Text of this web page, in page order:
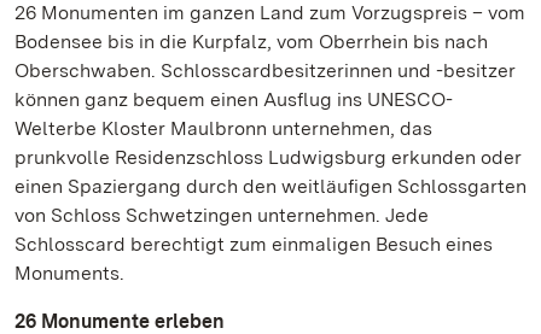
26 Monumenten im ganzen Land zum Vorzugspreis – vom
Bodensee bis in die Kurpfalz, vom Oberrhein bis nach
Oberschwaben. Schlosscardbesitzerinnen und -besitzer
können ganz bequem einen Ausflug ins UNESCO-
Welterbe Kloster Maulbronn unternehmen, das
prunkvolle Residenzschloss Ludwigsburg erkunden oder
einen Spaziergang durch den weitläufigen Schlossgarten
von Schloss Schwetzingen unternehmen. Jede
Schlosscard berechtigt zum einmaligen Besuch eines
Monuments.
26 Monumente erleben